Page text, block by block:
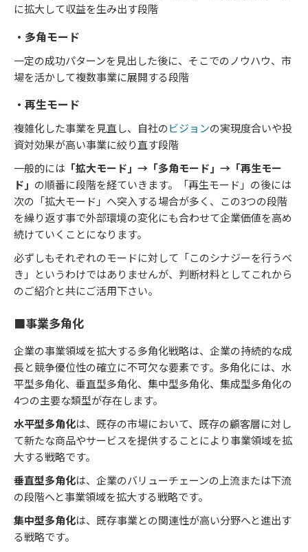
に拡大して収益を生み出す段階
・多角モード
一定の成功パターンを見出した後に、そこでのノウハウ、市
場を活かして複数事業に展開する段階
・再生モード
複雑化した事業を見直し、自社のビジョンの実現度合いや投
資対効果が高い事業に絞り直す段階
一般的には 「拡大モード」→「多角モード」→「再生モー
ド」 の順番に段階を経ていきます。「再生モード」の後には
次の「拡大モード」へ突入する場合が多く、この3つの段階
を繰り返す事で外部環境の変化にも合わせて企業価値を高め
続けていくことになります。
必ずしもそれぞれのモードに対して「このシナジーを行うべ
き」というわけではありませんが、判断材料としてこれから
のご紹介と共にご活用下さい。
■事業多角化
企業の事業領域を拡大する多角化戦略は、企業の持続的な成
長と競争優位性の確立に不可欠な要素です。多角化には、水
平型多角化、垂直型多角化、集中型多角化、集成型多角化の
4つの主要な類型が存在します。
水平型多角化は、既存の市場において、既存の顧客層に対し
て新たな商品やサービスを提供することにより事業領域を拡
大する戦略です。
垂直型多角化は、企業のバリューチェーンの上流または下流
の段階へと事業領域を拡大する戦略です。
集中型多角化は、既存事業との関連性が高い分野へと進出す
る戦略です。